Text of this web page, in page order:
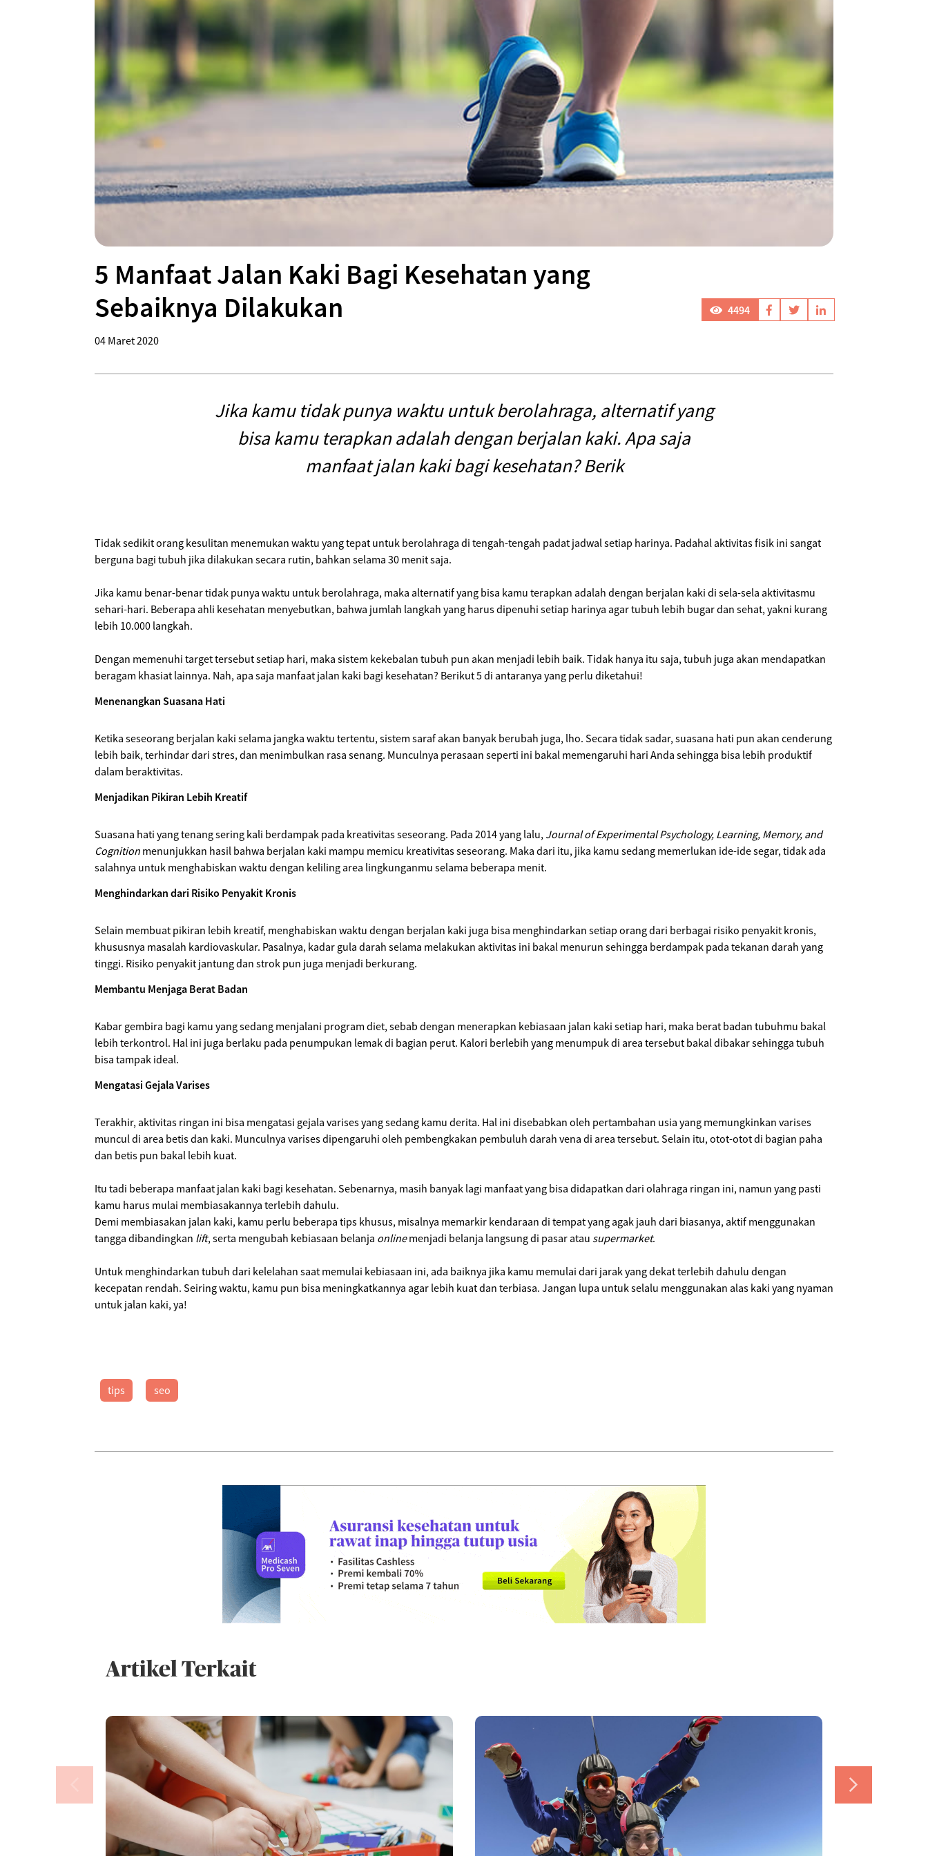
5 Manfaat Jalan Kaki Bagi Kesehatan yang
Sebaiknya Dilakukan
04 Maret 2020
4494
Jika kamu tidak punya waktu untuk berolahraga, alternatif yang
bisa kamu terapkan adalah dengan berjalan kaki. Apa saja
manfaat jalan kaki bagi kesehatan? Berik
Tidak sedikit orang kesulitan menemukan waktu yang tepat untuk berolahraga di tengah-tengah padat jadwal setiap harinya. Padahal aktivitas fisik ini sangat
berguna bagi tubuh jika dilakukan secara rutin, bahkan selama 30 menit saja.
Jika kamu benar-benar tidak punya waktu untuk berolahraga, maka alternatif yang bisa kamu terapkan adalah dengan berjalan kaki di sela-sela aktivitasmu
sehari-hari. Beberapa ahli kesehatan menyebutkan, bahwa jumlah langkah yang harus dipenuhi setiap harinya agar tubuh lebih bugar dan sehat, yakni kurang
lebih 10.000 langkah.
Dengan memenuhi target tersebut setiap hari, maka sistem kekebalan tubuh pun akan menjadi lebih baik. Tidak hanya itu saja, tubuh juga akan mendapatkan
beragam khasiat lainnya. Nah, apa saja manfaat jalan kaki bagi kesehatan? Berikut 5 di antaranya yang perlu diketahui!
Menenangkan Suasana Hati
Ketika seseorang berjalan kaki selama jangka waktu tertentu, sistem saraf akan banyak berubah juga, lho. Secara tidak sadar, suasana hati pun akan cenderung
lebih baik, terhindar dari stres, dan menimbulkan rasa senang. Munculnya perasaan seperti ini bakal memengaruhi hari Anda sehingga bisa lebih produktif
dalam beraktivitas.
Menjadikan Pikiran Lebih Kreatif
Suasana hati yang tenang sering kali berdampak pada kreativitas seseorang. Pada 2014 yang lalu, Journal of Experimental Psychology, Learning, Memory, and
Cognition menunjukkan hasil bahwa berjalan kaki mampu memicu kreativitas seseorang. Maka dari itu, jika kamu sedang memerlukan ide-ide segar, tidak ada
salahnya untuk menghabiskan waktu dengan keliling area lingkunganmu selama beberapa menit.
Menghindarkan dari Risiko Penyakit Kronis
Selain membuat pikiran lebih kreatif, menghabiskan waktu dengan berjalan kaki juga bisa menghindarkan setiap orang dari berbagai risiko penyakit kronis,
khususnya masalah kardiovaskular. Pasalnya, kadar gula darah selama melakukan aktivitas ini bakal menurun sehingga berdampak pada tekanan darah yang
tinggi. Risiko penyakit jantung dan strok pun juga menjadi berkurang.
Membantu Menjaga Berat Badan
Kabar gembira bagi kamu yang sedang menjalani program diet, sebab dengan menerapkan kebiasaan jalan kaki setiap hari, maka berat badan tubuhmu bakal
lebih terkontrol. Hal ini juga berlaku pada penumpukan lemak di bagian perut. Kalori berlebih yang menumpuk di area tersebut bakal dibakar sehingga tubuh
bisa tampak ideal.
Mengatasi Gejala Varises
Terakhir, aktivitas ringan ini bisa mengatasi gejala varises yang sedang kamu derita. Hal ini disebabkan oleh pertambahan usia yang memungkinkan varises
muncul di area betis dan kaki. Munculnya varises dipengaruhi oleh pembengkakan pembuluh darah vena di area tersebut. Selain itu, otot-otot di bagian paha
dan betis pun bakal lebih kuat.
Itu tadi beberapa manfaat jalan kaki bagi kesehatan. Sebenarnya, masih banyak lagi manfaat yang bisa didapatkan dari olahraga ringan ini, namun yang pasti
kamu harus mulai membiasakannya terlebih dahulu.
Demi membiasakan jalan kaki, kamu perlu beberapa tips khusus, misalnya memarkir kendaraan di tempat yang agak jauh dari biasanya, aktif menggunakan
tangga dibandingkan lift, serta mengubah kebiasaan belanja onlinemenjadi belanja langsung di pasar atau supermarket.
Untuk menghindarkan tubuh dari kelelahan saat memulai kebiasaan ini, ada baiknya jika kamu memulai dari jarak yang dekat terlebih dahulu dengan
kecepatan rendah. Seiring waktu, kamu pun bisa meningkatkannya agar lebih kuat dan terbiasa. Jangan lupa untuk selalu menggunakan alas kaki yang nyaman
untuk jalan kaki, ya!
tips seo
Artikel Terkait